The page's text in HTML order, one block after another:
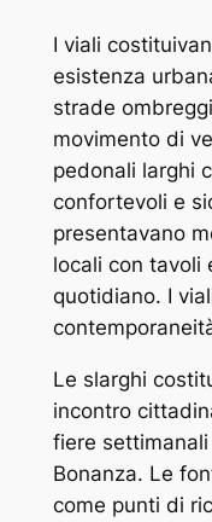
I viali
esistenza
strade
movimento di
pedonali larghi
confortevoli e
presentavano
locali con tavoli
quotidiano. I
Le slarghi
incontro
fiere
Bonanza. Le
come punti di